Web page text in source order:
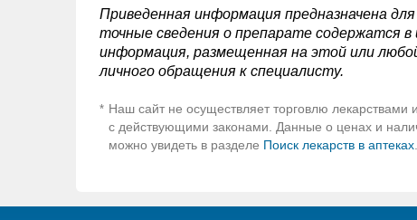
Приведенная информация предназначена
точные сведения о препарате содержатся в
информация, размещенная на этой или
личного обращения к специалисту.
* Наш сайт не осуществляет торговлю лекарствами
с действующими законами. Данные о ценах и
можно увидеть в разделе Поиск лекарств в аптеках